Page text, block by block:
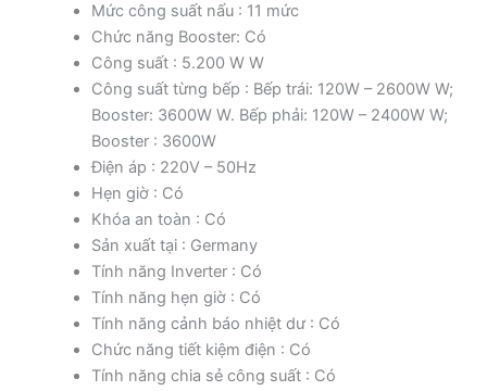
Mức công suất nấu : 11 mức
Chức năng Booster: Có
Công suất : 5.200 W W
Công suất từng bếp : Bếp trái: 120W – 2600W W;
Booster: 3600W W. Bếp phải: 120W – 2400W W;
Booster : 3600W
Điện áp : 220V – 50Hz
Hẹn giờ : Có
Khóa an toàn : Có
Sản xuất tại : Germany
Tính năng Inverter : Có
Tính năng hẹn giờ : Có
Tính năng cảnh báo nhiệt dư : Có
Chức năng tiết kiệm điện : Có
Tính năng chia sẻ công suất : Có